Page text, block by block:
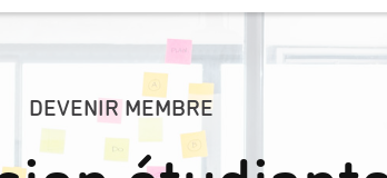
DEVENIR MEMBRE